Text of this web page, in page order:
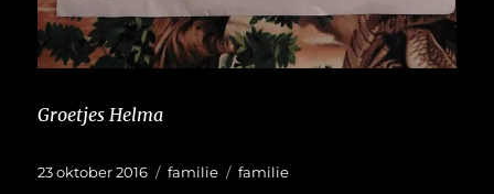
Groetjes Helma
Geplaatst
23 oktober 2016 Categorieën
familie Tags
familie